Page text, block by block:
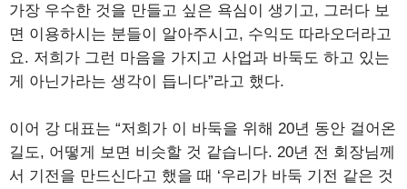
가장 우수한 것을 만들고 싶은 욕심이 생기고, 그러다 보
면 이용하시는 분들이 알아주시고, 수익도 따라오더라고
요. 저희가 그런 마음을 가지고 사업과 바둑도 하고 있는
게 아닌가라는 생각이 듭니다”라고 했다.
이어 강 대표는 “저희가 이 바둑을 위해 20년 동안 걸어온
길도, 어떻게 보면 비슷할 것 같습니다. 20년 전 회장님께
서 기전을 만드신다고 했을 때 ‘우리가 바둑 기전 같은 것